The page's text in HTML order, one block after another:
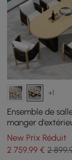
+1
Ensemble de
manger
extensible 7
fauteuils tissés
personnes
New Prix Réduit
2 759,99 € 2